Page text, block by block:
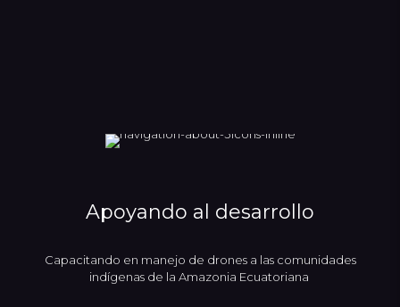
Apoyando al desarrollo
Capacitando en manejo de drones a las comunidades
indígenas de la Amazonia Ecuatoriana